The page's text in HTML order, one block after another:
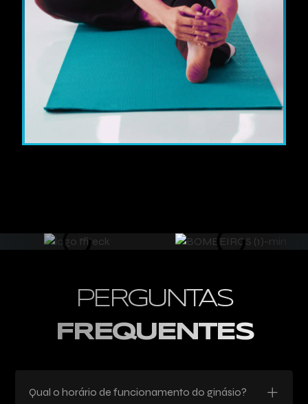
PERGUNTAS
FREQUENTES
Qual o horário de funcionamento do ginásio?